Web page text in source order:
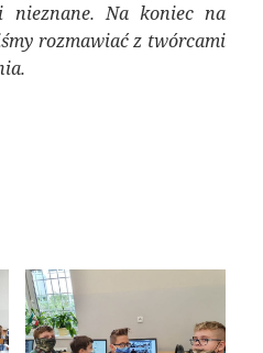
nieznane. Na koniec na
rozmawiać z twórcami